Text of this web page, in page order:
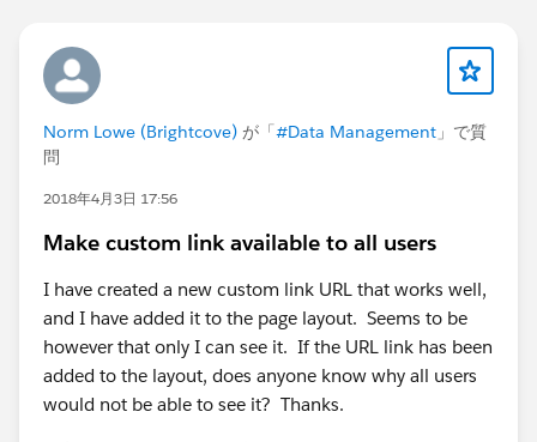
Norm Lowe (Brightcove) が「#Data Management 」で質
問
2018年4月3日 17:56
Make custom link available to all users
I have created a new custom link URL that works well,
and I have added it to the page layout. Seems to be
however that only I can see it. If the URL link has been
added to the layout, does anyone know why all users
would not be able to see it? Thanks.